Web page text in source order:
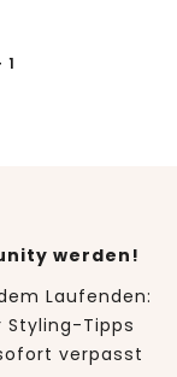
1
werden!
Laufenden:
Styling-Tipps
verpasst